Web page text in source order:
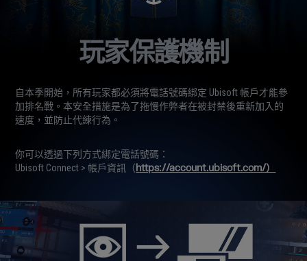
玩家保護機制
自本季開始，所有玩家都必須將電話號碼綁定 Ubisoft 帳戶才能參
加排名戰。本安全措施是為了拖慢作弊者在被封禁後重新加入的
速度，並防止代練行為。
你可以透過下列方式綁定電話號碼：
Ubisoft Connect > 帳戶資訊（https://account.ubisoft.com/）